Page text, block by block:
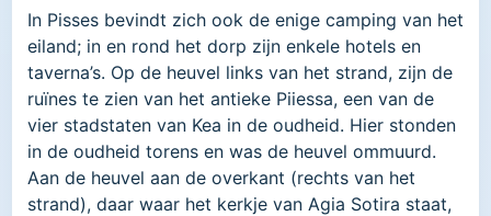
In Pisses bevindt zich ook de enige camping van het
eiland; in en rond het dorp zijn enkele hotels en
taverna’s. Op de heuvel links van het strand, zijn de
ruïnes te zien van het antieke Piiessa, een van de
vier stadstaten van Kea in de oudheid. Hier stonden
in de oudheid torens en was de heuvel ommuurd.
Aan de heuvel aan de overkant (rechts van het
strand), daar waar het kerkje van Agia Sotira staat,